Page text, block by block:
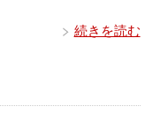
続きを読む